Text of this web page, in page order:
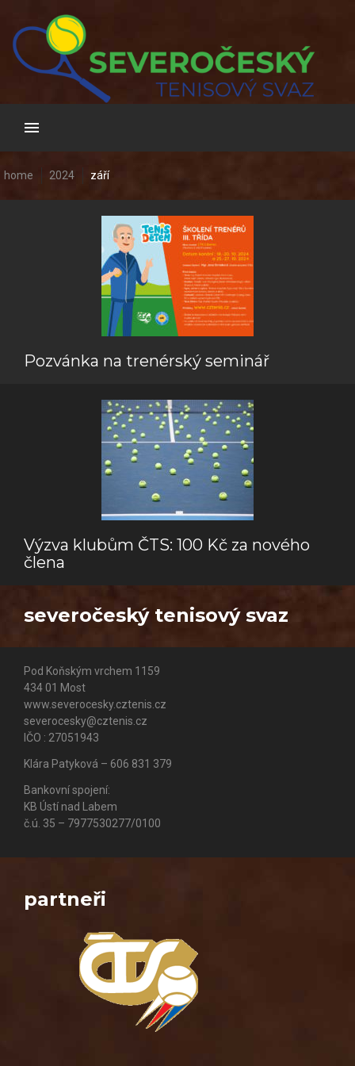
content
home 2024 září
Pozvánka na trenérský seminář
Výzva klubům ČTS: 100 Kč za nového
člena
severočeský tenisový svaz
Pod Koňským vrchem 1159
434 01 Most
www.severocesky.cztenis.cz
severocesky@cztenis.cz
IČO : 27051943
Klára Patyková – 606 831 379
Bankovní spojení:
KB Ústí nad Labem
č.ú. 35 – 7977530277/0100
partneři